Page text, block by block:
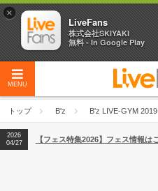
MENU
トップ B'z B'z LIVE-GYM
2026
04/27
2026
【ライブ動員ランキング】2026年
2026
04/27
【フェス特集2026】フェス情報は
×
LiveFans
株式会社SKIYAKI
無料 - In Google Play